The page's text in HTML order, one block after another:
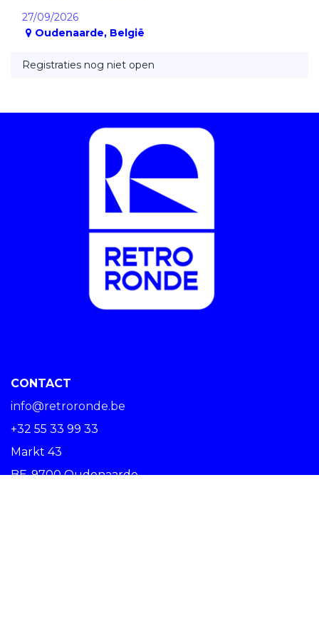
27/09/2026
Oudenaarde, België
Registraties nog niet open
CONTACT
info@retroronde.be
+32 55 33 99 33
Markt 43
BE-9700 Oudenaarde